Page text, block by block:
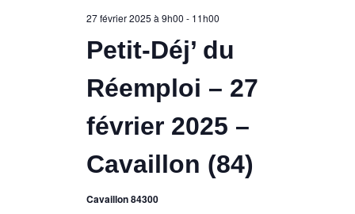
Petit-Déj’ du
Réemploi – 27
février 2025 –
Cavaillon (84)
27 février 2025 à 9h00 - 11h00
Cavaillon 84300